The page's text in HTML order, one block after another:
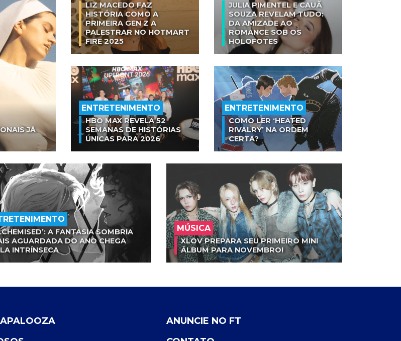
JÁ
LIZ MACEDO FAZ
HISTÓRIA COMO A
PRIMEIRA GEN Z A
PALESTRAR NO HOTMART
FIRE 2025
JULIA PIMENTEL E CAUÃ
SOUZA REVELAM TUDO:
DA AMIZADE AO
ROMANCE SOB OS
HOLOFOTES
ENTRETENIMENTO
HBO MAX REVELA 52
SEMANAS DE HISTÓRIAS
ÚNICAS PARA 2026
ENTRETENIMENTO
COMO LER ‘HEATED
RIVALRY’ NA ORDEM
CERTA?
A FANTASIA SOMBRIA
AGUARDADA DO ANO CHEGA
INTRÍNSECA
MÚSICA
XLOV PREPARA SEU PRIMEIRO MINI
ÁLBUM PARA NOVEMBRO!
ANUNCIE NO FT